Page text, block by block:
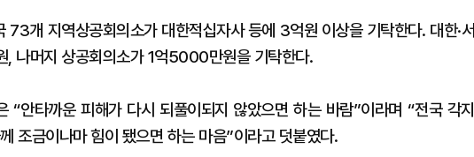
73개 지역상공회의소가 대한적십자사 등에 3억원 이상을 기탁한다. 대한·서
나머지 상공회의소가 1억5000만원을 기탁한다.
“안타까운 피해가 다시 되풀이되지 않았으면 하는 바람”이라며 “전국 각지
조금이나마 힘이 됐으면 하는 마음”이라고 덧붙였다.